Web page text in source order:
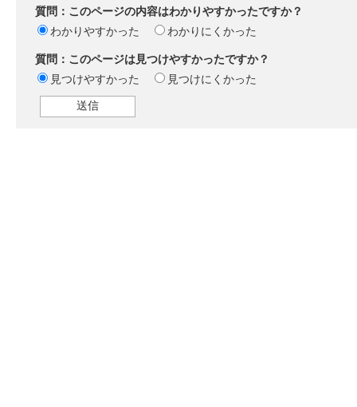
質問：このページの内容はわかりやすかったですか？
わかりやすかった
わかりにくかった
質問：このページは見つけやすかったですか？
見つけやすかった
見つけにくかった